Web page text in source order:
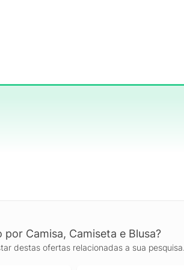
por Camisa, Camiseta e Blusa?
destas ofertas relacionadas a sua